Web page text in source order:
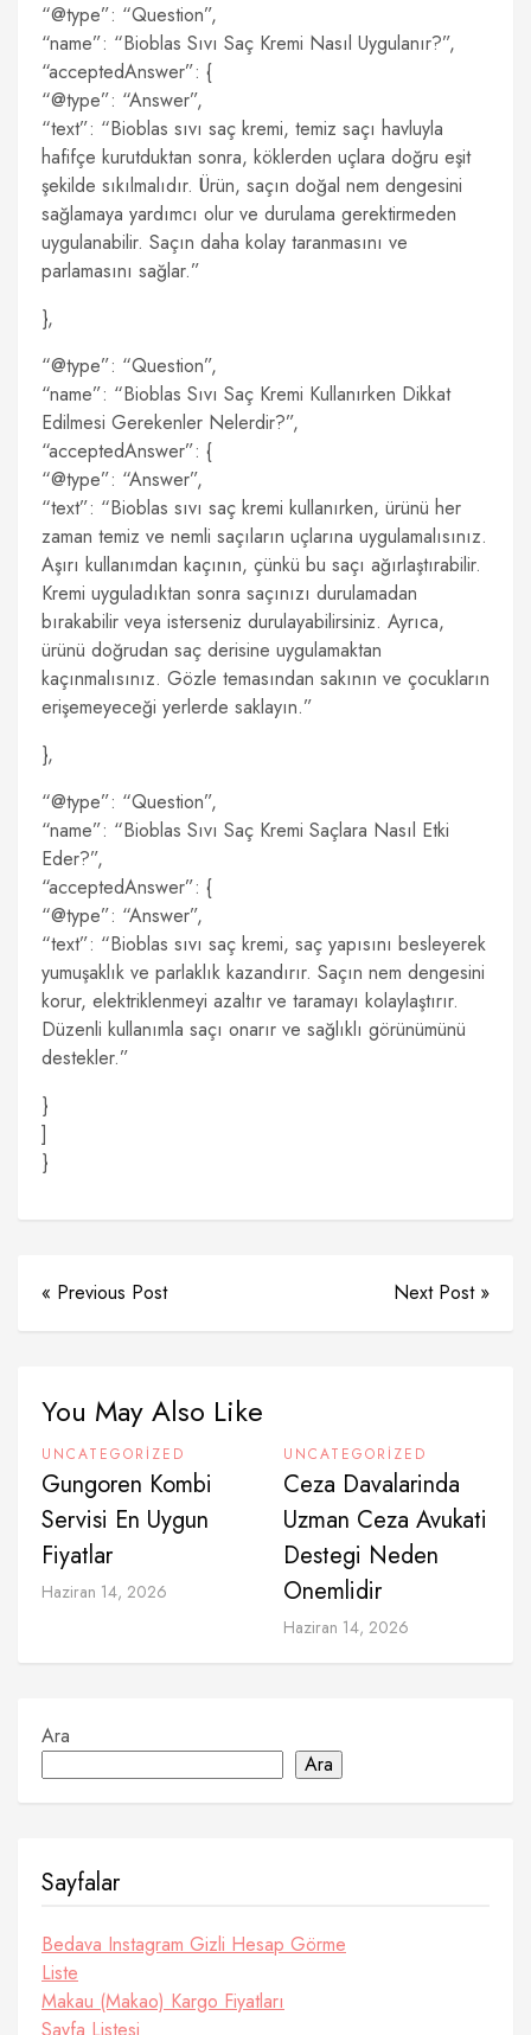
“@type”: “Question”,
“name”: “Bioblas Sıvı Saç Kremi Nasıl Uygulanır?”,
“acceptedAnswer”: {
“@type”: “Answer”,
“text”: “Bioblas sıvı saç kremi, temiz saçı havluyla
hafifçe kurutduktan sonra, köklerden uçlara doğru eşit
şekilde sıkılmalıdır. Ürün, saçın doğal nem dengesini
sağlamaya yardımcı olur ve durulama gerektirmeden
uygulanabilir. Saçın daha kolay taranmasını ve
parlamasını sağlar.”
},
“@type”: “Question”,
“name”: “Bioblas Sıvı Saç Kremi Kullanırken Dikkat
Edilmesi Gerekenler Nelerdir?”,
“acceptedAnswer”: {
“@type”: “Answer”,
“text”: “Bioblas sıvı saç kremi kullanırken, ürünü her
zaman temiz ve nemli saçıların uçlarına uygulamalısınız.
Aşırı kullanımdan kaçının, çünkü bu saçı ağırlaştırabilir.
Kremi uyguladıktan sonra saçınızı durulamadan
bırakabilir veya isterseniz durulayabilirsiniz. Ayrıca,
ürünü doğrudan saç derisine uygulamaktan
kaçınmalısınız. Gözle temasından sakının ve çocukların
erişemeyeceği yerlerde saklayın.”
},
“@type”: “Question”,
“name”: “Bioblas Sıvı Saç Kremi Saçlara Nasıl Etki
Eder?”,
“acceptedAnswer”: {
“@type”: “Answer”,
“text”: “Bioblas sıvı saç kremi, saç yapısını besleyerek
yumuşaklık ve parlaklık kazandırır. Saçın nem dengesini
korur, elektriklenmeyi azaltır ve taramayı kolaylaştırır.
Düzenli kullanımla saçı onarır ve sağlıklı görünümünü
destekler.”
}
]
}
« Previous Post Next Post »
You May Also Like
UNCATEGORIZED
Gungoren Kombi
Servisi En Uygun
Fiyatlar
Haziran 14, 2026
UNCATEGORIZED
Ceza Davalarinda
Uzman Ceza Avukati
Destegi Neden
Onemlidir
Haziran 14, 2026
Ara
Ara
Sayfalar
Bedava Instagram Gizli Hesap Görme
Liste
Makau (Makao) Kargo Fiyatları